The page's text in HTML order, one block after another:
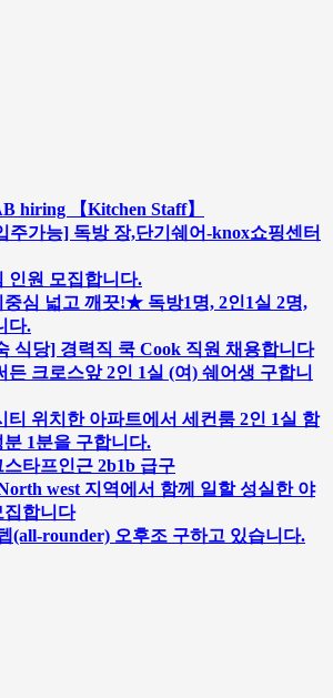
hiring 【Kitchen Staff】
주가능] 독방 장,단기쉐어-knox쇼핑센터
인원 모집합니다.
심 넓고 깨끗!★ 독방1명, 2인1실 2명,
다.
식당] 경력직 쿡 Cook 직원 채용합니다
든 크로스앞 2인 1실 (여) 쉐어생 구합니
티 위치한 아파트에서 세컨룸 2인 1실 함
1분을 구합니다.
스타프인근 2b1b 급구
west 지역에서 함께 일할 성실한 야
집합니다
(all-rounder) 오후조 구하고 있습니다.